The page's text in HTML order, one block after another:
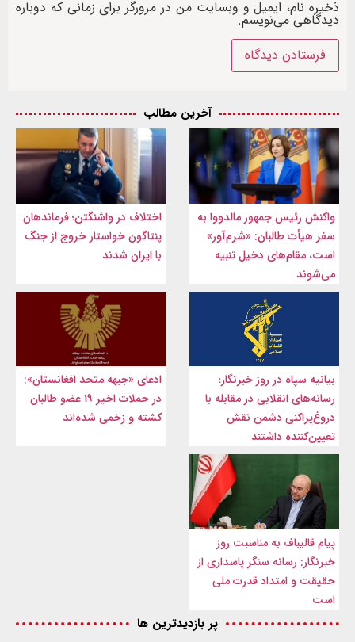
ذخیره نام، ایمیل و وبسایت من در مرورگر برای زمانی که دوباره
دیدگاهی می‌نویسم.
آخرین مطالب
واکنش رئیس جمهور مالدووا به
سفر هیأت طالبان: «شرم‌آور»
است، مقام‌های دخیل تنبیه
می‌شوند
اختلاف در واشنگتن؛ فرماندهان
پنتاگون خواستار خروج از جنگ
با ایران شدند
بیانیه سپاه در روز خبرنگار؛
رسانه‌های انقلابی در مقابله با
دروغ‌پراکنی دشمن نقش
تعیین‌کننده داشتند
ادعای «جبهه متحد افغانستان»:
در حملات اخیر ۱۹ عضو طالبان
کشته و زخمی شده‌اند
پیام قالیباف به مناسبت روز
خبرنگار: رسانه سنگر پاسداری از
حقیقت و امتداد قدرت ملی
است
پر بازدیدترین ها